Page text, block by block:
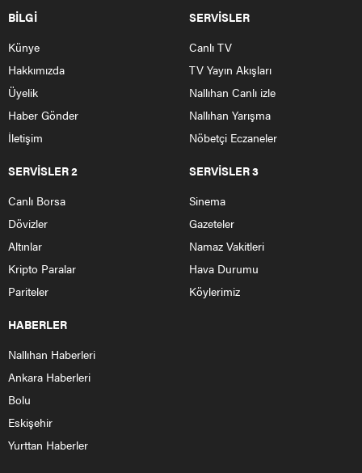
BİLGİ
Künye
Hakkımızda
Üyelik
Haber Gönder
İletişim
SERVİSLER
Canlı TV
TV Yayın Akışları
Nallıhan Canlı izle
Nallıhan Yarışma
Nöbetçi Eczaneler
SERVİSLER 2
Canlı Borsa
Dövizler
Altınlar
Kripto Paralar
Pariteler
SERVİSLER 3
Sinema
Gazeteler
Namaz Vakitleri
Hava Durumu
Köylerimiz
HABERLER
Nallıhan Haberleri
Ankara Haberleri
Bolu
Eskişehir
Yurttan Haberler